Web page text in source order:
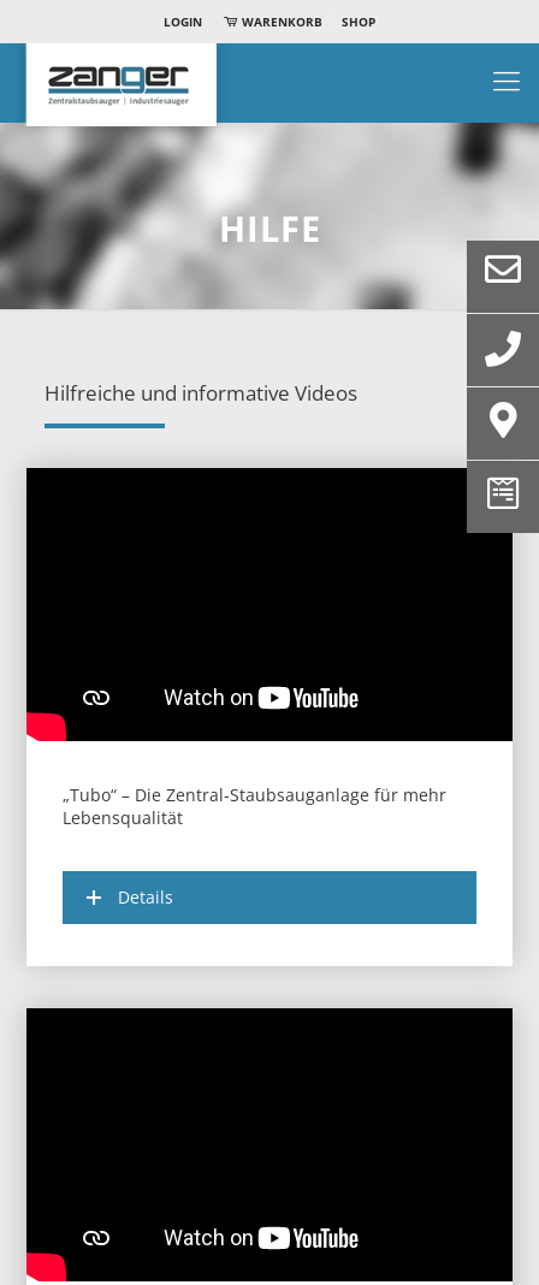
LOGIN WARENKORB SHOP
HILFE
Hilfreiche und informative Videos
„Tubo“ – Die Zentral-Staubsauganlage für mehr
Lebensqualität
Details